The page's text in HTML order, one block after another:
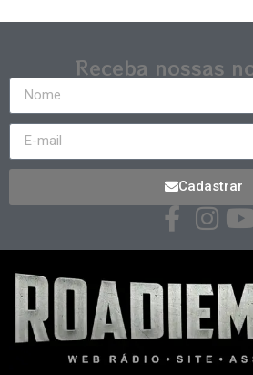
Receba nossas
Cadastrar